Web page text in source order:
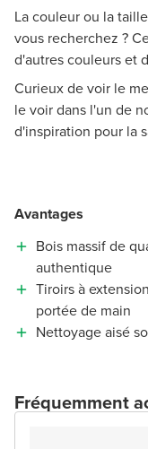
La couleur ou la
vous recherchez ?
d'autres couleurs et
Curieux de voir le
le voir dans l'un de
d'inspiration pour la
Avantages
Bois massif de
authentique
Tiroirs à
portée de main
Nettoyage aisé
Fréquemment